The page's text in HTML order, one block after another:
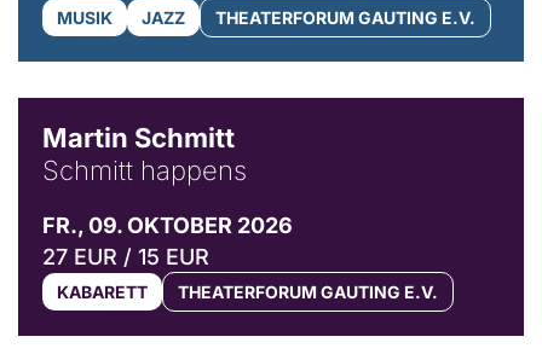
MUSIK JAZZ THEATERFORUM GAUTING E.V.
Martin Schmitt
Schmitt happens
FR., 09. OKTOBER 2026
27 EUR / 15 EUR
KABARETT THEATERFORUM GAUTING E.V.